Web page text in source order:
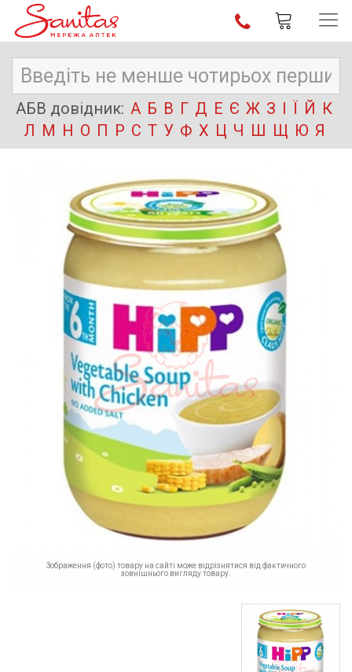
АБВ довідник: А Б В Г Д Е Є Ж З І Ї Й К
Л М Н О П Р С Т У Ф Х Ц Ч Ш Щ Ю Я
Зображення (фото) товару на сайті може відрізнятися від фактичного
зовнішнього вигляду товару.